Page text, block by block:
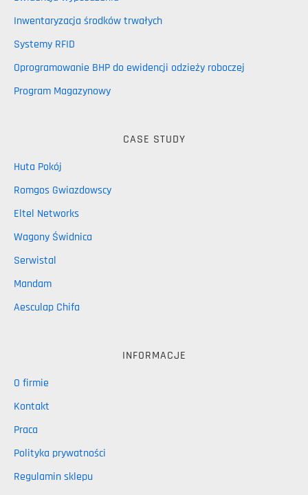
Inwentaryzacja środków trwałych
Systemy RFID
Oprogramowanie BHP do ewidencji odzieży roboczej
Program Magazynowy
CASE STUDY
Huta Pokój
Romgos Gwiazdowscy
Eltel Networks
Wagony Świdnica
Serwistal
Mandam
Aesculap Chifa
INFORMACJE
O firmie
Kontakt
Praca
Polityka prywatności
Regulamin sklepu